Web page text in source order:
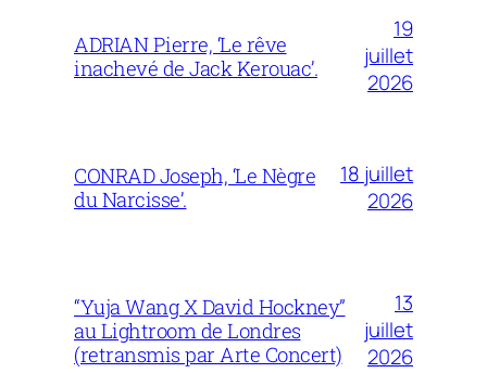
ADRIAN Pierre, ‘Le rêve
inachevé de Jack Kerouac’.
19
juillet
2026
CONRAD Joseph, ‘Le Nègre
du Narcisse’.
18 juillet
2026
“Yuja Wang X David Hockney”
au Lightroom de Londres
(retransmis par Arte Concert)
13
juillet
2026